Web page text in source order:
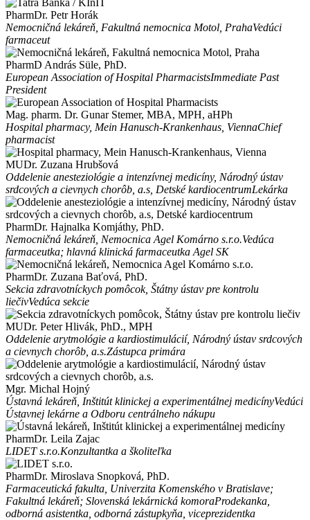
PharmDr. Petr Horák
Nemocničná lekáreň, Fakultná nemocnica Motol, PrahaVedúci
farmaceut
PharmD András Süle, PhD.
European Association of Hospital PharmacistsImmediate Past
President
Mag. pharm. Dr. Gunar Stemer, MBA, MPH, aHPh
Hospital pharmacy, Mein Hanusch-Krankenhaus, ViennaChief
pharmacist
MUDr. Zuzana Hrubšová
Oddelenie anesteziológie a intenzívnej medicíny, Národný ústav
srdcových a cievnych chorôb, a.s, Detské kardiocentrumLekárka
PharmDr. Hajnalka Komjáthy, PhD.
Nemocničná lekáreň, Nemocnica Agel Komárno s.r.o.Vedúca
farmaceutka; hlavná klinická farmaceutka Agel SK
PharmDr. Zuzana Baťová, PhD.
Sekcia zdravotníckych pomôcok, Štátny ústav pre kontrolu
liečivVedúca sekcie
MUDr. Peter Hlivák, PhD., MPH
Oddelenie arytmológie a kardiostimulácií, Národný ústav srdcových
a cievnych chorôb, a.s.Zástupca primára
Mgr. Michal Hojný
Ústavná lekáreň, Inštitút klinickej a experimentálnej medicínyVedúci
Ústavnej lekárne a Odboru centrálneho nákupu
PharmDr. Leila Zajac
LIDET s.r.o.Konzultantka a školiteľka
PharmDr. Miroslava Snopková, PhD.
Farmaceutická fakulta, Univerzita Komenského v Bratislave;
Fakultná lekáreň; Slovenská lekárnická komoraProdekanka,
odborná asistentka, odborná zástupkyňa, viceprezidentka